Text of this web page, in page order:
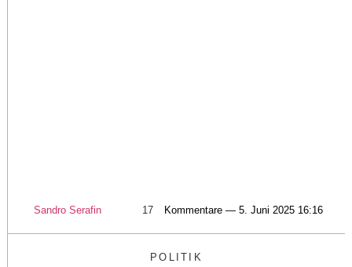
Sandro Serafin 17 Kommentare — 5. Juni 2025 16:16
POLITIK